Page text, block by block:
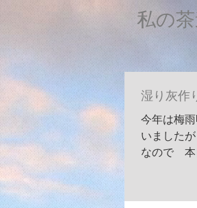
私の
湿り灰作
今年は梅
いました
なので 本
す。炉の
汁をかけ
す。